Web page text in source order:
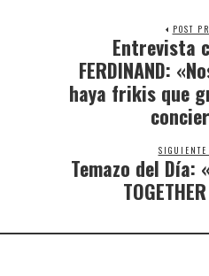
POST
Entrevista
FERDINAND:
haya frikis que
SIGUIENTE
Temazo del Día: